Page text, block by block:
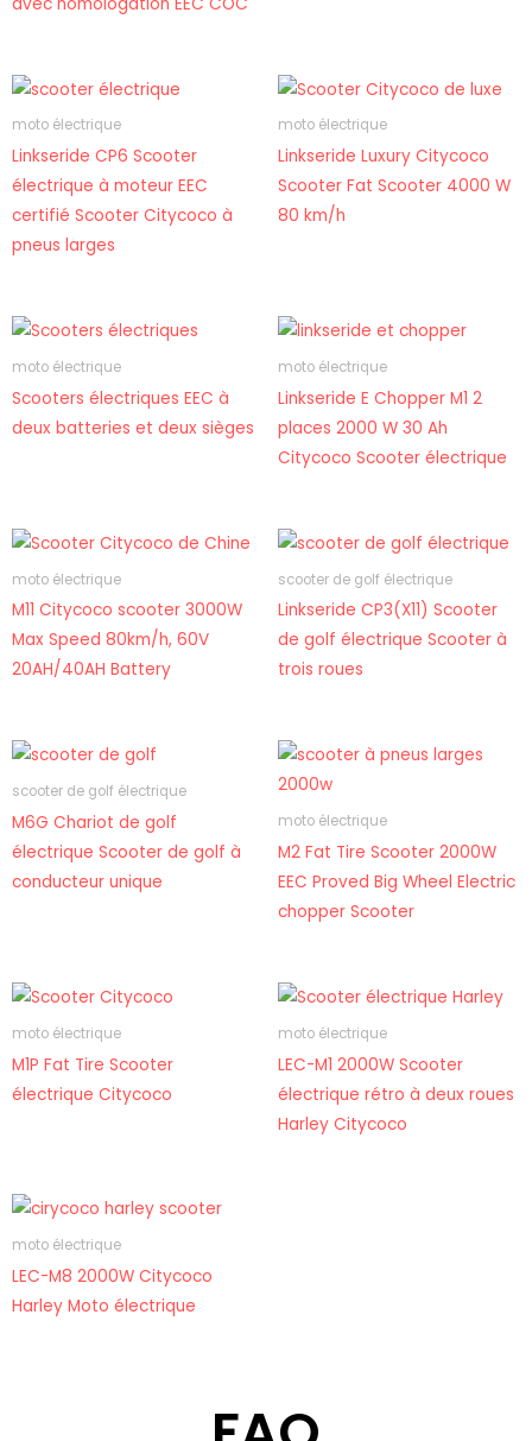
moto électrique
Linkseride CP6 Scooter
électrique à moteur EEC
certifié Scooter Citycoco à
pneus larges
moto électrique
Linkseride Luxury Citycoco
Scooter Fat Scooter 4000 W
80 km/h
moto électrique
Scooters électriques EEC à
deux batteries et deux sièges
moto électrique
Linkseride E Chopper M1 2
places 2000 W 30 Ah
Citycoco Scooter électrique
moto électrique
M11 Citycoco scooter 3000W
Max Speed 80km/h, 60V
20AH/40AH Battery
scooter de golf électrique
Linkseride CP3(X11) Scooter
de golf électrique Scooter à
trois roues
scooter de golf électrique
M6G Chariot de golf
électrique Scooter de golf à
conducteur unique
moto électrique
M2 Fat Tire Scooter 2000W
EEC Proved Big Wheel Electric
chopper Scooter
moto électrique
M1P Fat Tire Scooter
électrique Citycoco
moto électrique
LEC-M1 2000W Scooter
électrique rétro à deux roues
Harley Citycoco
moto électrique
LEC-M8 2000W Citycoco
Harley Moto électrique